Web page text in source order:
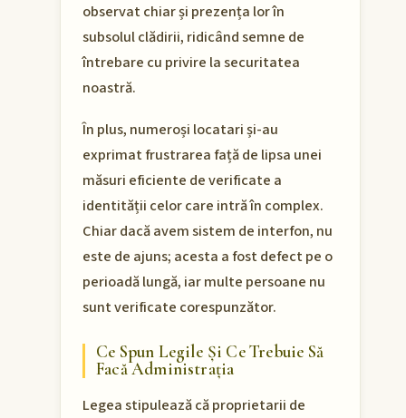
observat chiar și prezența lor în
subsolul clădirii, ridicând semne de
întrebare cu privire la securitatea
noastră.
În plus, numeroși locatari și-au
exprimat frustrarea față de lipsa unei
măsuri eficiente de verificate a
identității celor care intră în complex.
Chiar dacă avem sistem de interfon, nu
este de ajuns; acesta a fost defect pe o
perioadă lungă, iar multe persoane nu
sunt verificate corespunzător.
Ce Spun Legile Și Ce Trebuie Să
Facă Administrația
Legea stipulează că proprietarii de